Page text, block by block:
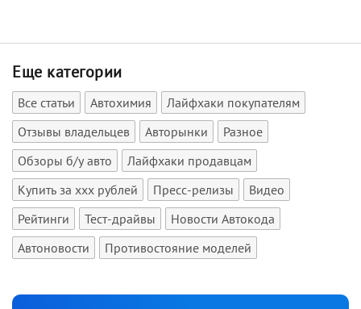
Еще категории
Все статьи Автохимия
Лайфхаки покупателям
Отзывы владельцев
Авторынки
Разное
Обзоры б/у авто
Лайфхаки продавцам
Купить за xxx рублей
Пресс-релизы
Видео
Рейтинги
Тест-драйвы
Новости Автокода
Автоновости
Противостояние моделей